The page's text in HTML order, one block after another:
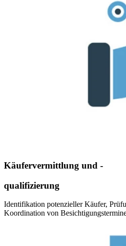
Käufervermittlung und -
qualifizierung
Identifikation potenzieller Käufer,
Koordination von